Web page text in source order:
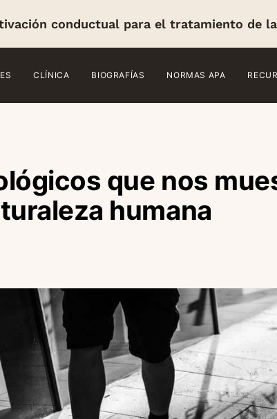
conductual para el tratamiento de
CLÍNICA BIOGRAFÍAS NORMAS APA
que nos
humana